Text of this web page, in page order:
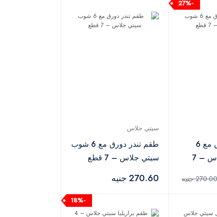
-27%
طقم تانجو دورق مع 6
شوب سيتي جلاس – 7
270.00 جنيه
سيتي جلاس
طقم تندر دورق مع 6 شوب
سيتي جلاس – 7 قطع
270.60 جنيه
-18%